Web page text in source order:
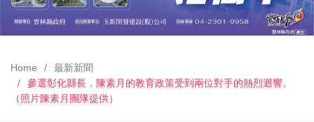
Home
最新新聞
參選彰化縣長，陳素月的教育政策受到兩位對手的熱烈迴響。
（照片陳素月團隊提供）